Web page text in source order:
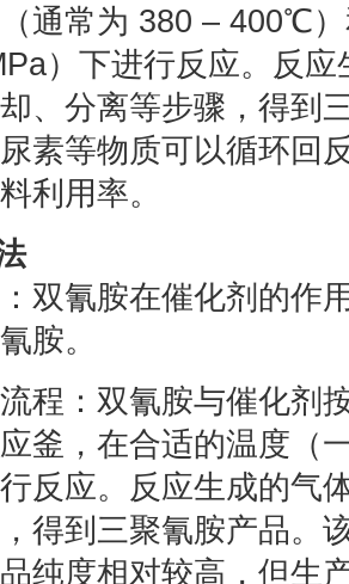
通常为 380 – 400℃
）下进行反应。反
、分离等步骤，得到
素等物质可以循环回
利用率。
双氰胺在催化剂的作
胺。
程：双氰胺与催化剂
釜，在合适的温度（
反应。反应生成的气
得到三聚氰胺产品。
纯度相对较高，但生